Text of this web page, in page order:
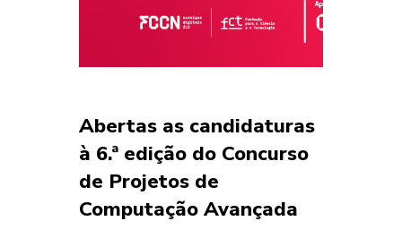
Abertas as candidaturas
à 6.ª edição do Concurso
de Projetos de
Computação Avançada